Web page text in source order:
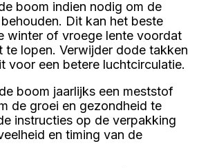
boom indien nodig om de
Dit kan het beste
winter of vroege lente voordat
te lopen. Verwijder dode takken
voor een betere luchtcirculatie.
boom jaarlijks een meststof
de groei en gezondheid te
instructies op de verpakking
en timing van de